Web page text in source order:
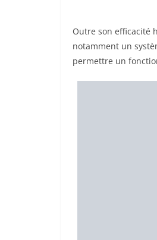
Outre son efficacité
notamment un
permettre un